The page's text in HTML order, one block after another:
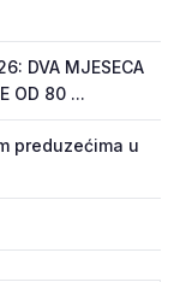
DVA MJESECA
OD 80 ...
preduzećima u